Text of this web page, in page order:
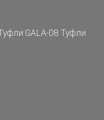
GALA-08 Туфли